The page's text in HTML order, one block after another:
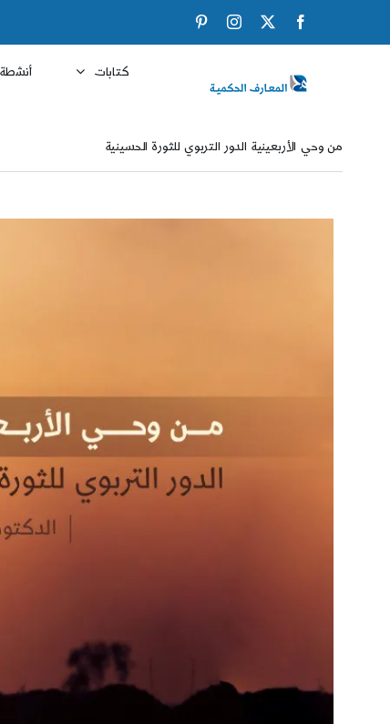
Facebook
X
Instagram
كتابات أنشطة
من وحي الأربعينية الدور التربوي للثورة الحسينية